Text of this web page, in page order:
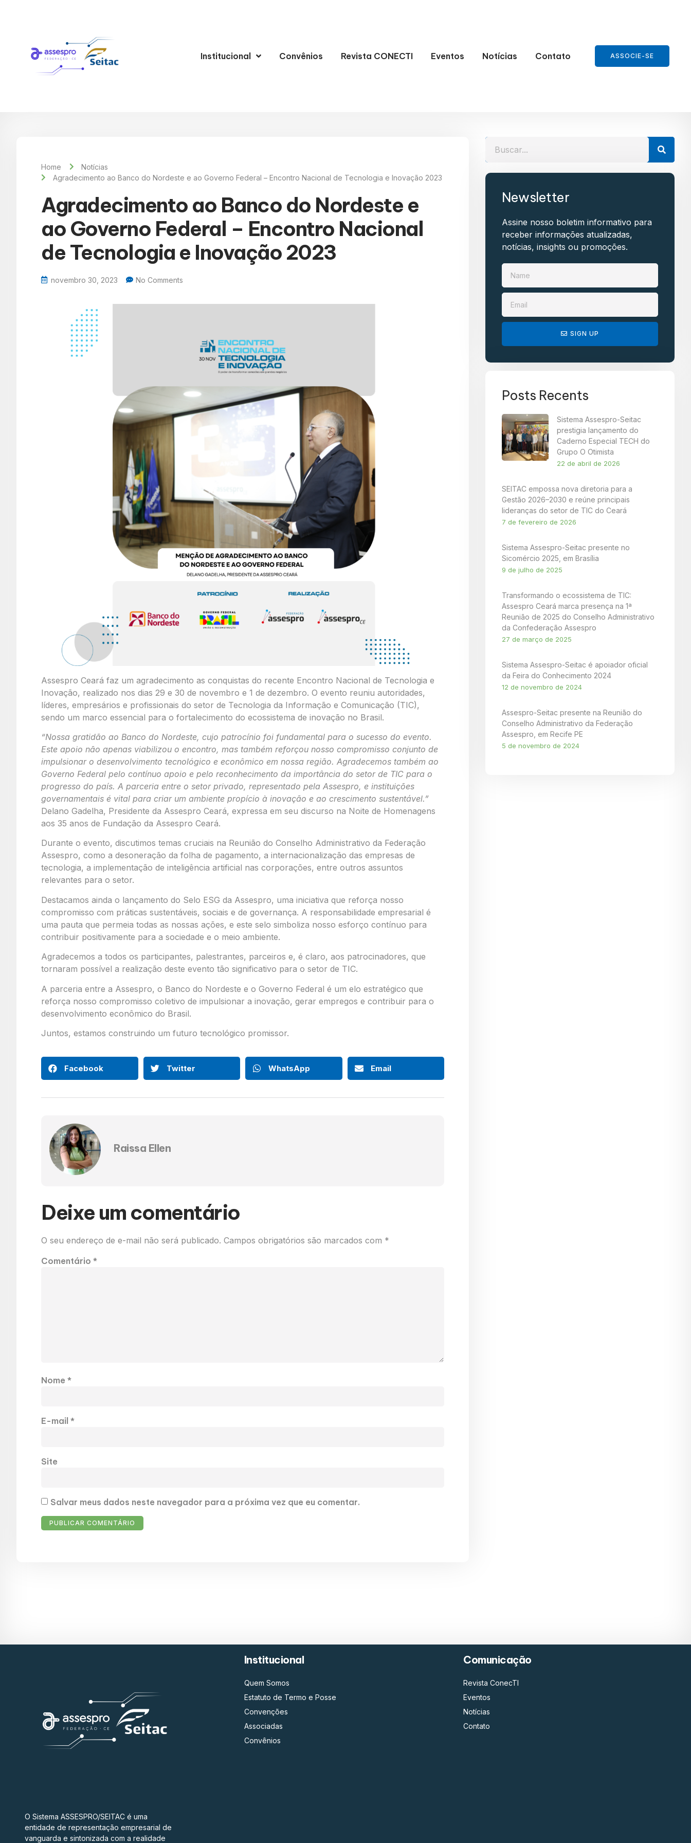
Institucional Convênios Revista CONECTI Eventos Notícias Contato ASSOCIE-SE
Home
Notícias
Agradecimento ao Banco do Nordeste e ao Governo Federal – Encontro Nacional de Tecnologia e Inovação 2023
Agradecimento ao Banco do Nordeste e
ao Governo Federal – Encontro Nacional
de Tecnologia e Inovação 2023
novembro 30, 2023 No Comments
Assespro Ceará faz um agradecimento as conquistas do recente Encontro Nacional de Tecnologia e
Inovação, realizado nos dias 29 e 30 de novembro e 1 de dezembro. O evento reuniu autoridades,
líderes, empresários e profissionais do setor de Tecnologia da Informação e Comunicação (TIC),
sendo um marco essencial para o fortalecimento do ecossistema de inovação no Brasil.
“Nossa gratidão ao Banco do Nordeste, cujo patrocínio foi fundamental para o sucesso do evento.
Este apoio não apenas viabilizou o encontro, mas também reforçou nosso compromisso conjunto de
impulsionar o desenvolvimento tecnológico e econômico em nossa região. Agradecemos também ao
Governo Federal pelo contínuo apoio e pelo reconhecimento da importância do setor de TIC para o
progresso do país. A parceria entre o setor privado, representado pela Assespro, e instituições
governamentais é vital para criar um ambiente propício à inovação e ao crescimento sustentável.”
Delano Gadelha, Presidente da Assespro Ceará, expressa em seu discurso na Noite de Homenagens
aos 35 anos de Fundação da Assespro Ceará.
Durante o evento, discutimos temas cruciais na Reunião do Conselho Administrativo da Federação
Assespro, como a desoneração da folha de pagamento, a internacionalização das empresas de
tecnologia, a implementação de inteligência artificial nas corporações, entre outros assuntos
relevantes para o setor.
Destacamos ainda o lançamento do Selo ESG da Assespro, uma iniciativa que reforça nosso
compromisso com práticas sustentáveis, sociais e de governança. A responsabilidade empresarial é
uma pauta que permeia todas as nossas ações, e este selo simboliza nosso esforço contínuo para
contribuir positivamente para a sociedade e o meio ambiente.
Agradecemos a todos os participantes, palestrantes, parceiros e, é claro, aos patrocinadores, que
tornaram possível a realização deste evento tão significativo para o setor de TIC.
A parceria entre a Assespro, o Banco do Nordeste e o Governo Federal é um elo estratégico que
reforça nosso compromisso coletivo de impulsionar a inovação, gerar empregos e contribuir para o
desenvolvimento econômico do Brasil.
Juntos, estamos construindo um futuro tecnológico promissor.
Facebook Twitter WhatsApp Email
Raissa Ellen
Deixe um comentário
O seu endereço de e-mail não será publicado. Campos obrigatórios são marcados com *
Comentário *
Nome *
E-mail *
Site
Salvar meus dados neste navegador para a próxima vez que eu comentar.
Newsletter
Assine nosso boletim informativo para
receber informações atualizadas,
notícias, insights ou promoções.​
SIGN UP
Posts Recents
Sistema Assespro-Seitac
prestigia lançamento do
Caderno Especial TECH do
Grupo O Otimista
22 de abril de 2026
SEITAC empossa nova diretoria para a
Gestão 2026–2030 e reúne principais
lideranças do setor de TIC do Ceará
7 de fevereiro de 2026
Sistema Assespro-Seitac presente no
Sicomércio 2025, em Brasília
9 de julho de 2025
Transformando o ecossistema de TIC:
Assespro Ceará marca presença na 1ª
Reunião de 2025 do Conselho Administrativo
da Confederação Assespro
27 de março de 2025
Sistema Assespro-Seitac é apoiador oficial
da Feira do Conhecimento 2024
12 de novembro de 2024
Assespro-Seitac presente na Reunião do
Conselho Administrativo da Federação
Assespro, em Recife PE
5 de novembro de 2024
O Sistema ASSESPRO/SEITAC é uma
entidade de representação empresarial de
vanguarda e sintonizada com a realidade
Institucional
Quem Somos
Estatuto de Termo e Posse
Convenções
Associadas
Convênios
Comunicação
Revista ConecTI
Eventos
Notícias
Contato